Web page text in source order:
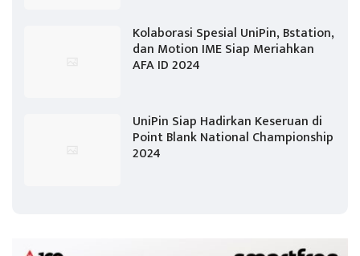
Kolaborasi Spesial UniPin, Bstation,
dan Motion IME Siap Meriahkan
AFA ID 2024
UniPin Siap Hadirkan Keseruan di
Point Blank National Championship
2024